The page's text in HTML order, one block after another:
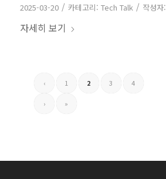
2025-03-20 / 카테고리: Tech Talk / 작성자:
자세히 보기
‹ 1 2 3 4
› »